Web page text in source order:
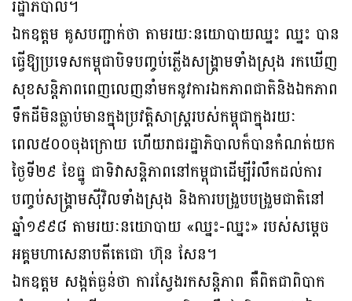
រដ្ឋាភិបាល។
ឯកឧត្តម គូសបញ្ជាក់ថា តាមរយៈនយោបាយឈ្នះ ឈ្នះ បាន
ធ្វើឱ្យប្រទេសកម្ពុជាបិទបញ្ចប់ភ្លើងសង្គ្រាមទាំងស្រុង រកឃើញ
សុខសន្តិភាពពេញលេញនាំមកនូវការឯកភាពជាតិនិងឯកភាព
ទឹកដីមិនធ្លាប់មានក្នុងប្រវត្តិសាស្ត្ររបស់កម្ពុជាក្នុងរយៈ
ពេល៥០០ចុងក្រោយ ហើយរាជរដ្ឋាភិបាលក៏បានកំណត់យក
ថ្ងៃទី២៩ ខែធ្នូ ជាទិវាសន្តិភាពនៅកម្ពុជាដើម្បីរំលឹកដល់ការ
បញ្ចប់សង្គ្រាមស៊ីវិលទាំងស្រុង និងការបង្រួបបង្រួមជាតិនៅ
ឆ្នាំ១៩៩៨ តាមរយៈនយោបាយ «ឈ្នះ-ឈ្នះ» របស់សម្តេច
អគ្គមហាសេនាបតីតេជោ ហ៊ុន សែន។
ឯកឧត្តម សង្កត់ធ្ងន់ថា ការស្វែងរកសន្តិភាព គឺពិតជាពិបាក